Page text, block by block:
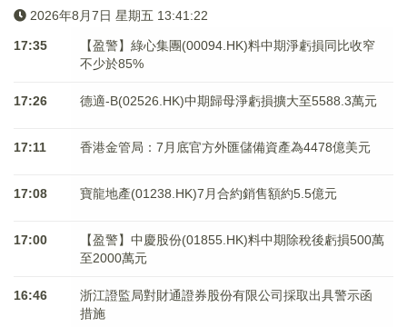
2026年8月7日 星期五 13:41:23
17:35
【盈警】綠心集團(00094.HK)料中期淨虧損同比收窄
不少於85%
17:26 德適-B(02526.HK)中期歸母淨虧損擴大至5588.3萬元
17:11 香港金管局：7月底官方外匯儲備資產為4478億美元
17:08 寶龍地產(01238.HK)7月合約銷售額約5.5億元
17:00
【盈警】中慶股份(01855.HK)料中期除稅後虧損500萬
至2000萬元
16:46
浙江證監局對財通證券股份有限公司採取出具警示函
措施